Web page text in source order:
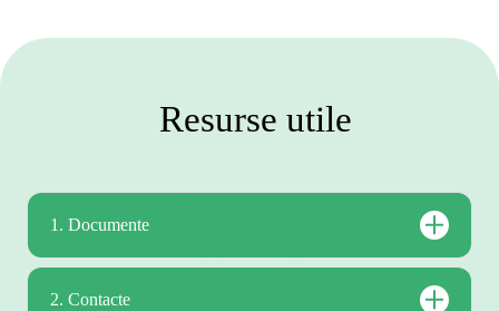
Resurse utile
1. Documente
2. Contacte